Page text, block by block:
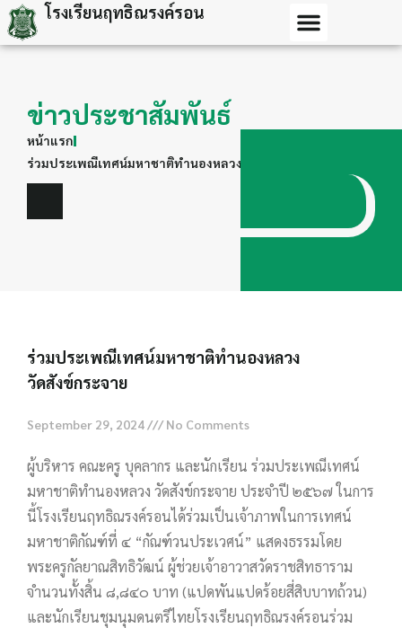
โรงเรียนฤทธิณรงค์รอน
ข่าวประชาสัมพันธ์
หน้าแรก
ร่วมประเพณีเทศน์มหาชาติทำนองหลวง วัดสังข์กระจาย
ร่วมประเพณีเทศน์มหาชาติทำนองหลวง
วัดสังข์กระจาย
September 29, 2024 No Comments
ผู้บริหาร คณะครู บุคลากร และนักเรียน ร่วมประเพณีเทศน์
มหาชาติทำนองหลวง วัดสังข์กระจาย ประจำปี ๒๕๖๗ ในการ
นี้โรงเรียนฤทธิณรงค์รอนได้ร่วมเป็นเจ้าภาพในการเทศน์
มหาชาติกัณฑ์ที่ ๔ “กัณฑ์วนประเวศน์” แสดงธรรมโดย
พระครูกัลยาณสิทธิวัฒน์ ผู้ช่วยเจ้าอาวาสวัดราชสิทธาราม
จำนวนทั้งสิ้น ๘,๘๔๐ บาท (แปดพันแปดร้อยสี่สิบบาทถ้วน)
และนักเรียนชุมนุมดนตรีไทยโรงเรียนฤทธิณรงค์รอนร่วม